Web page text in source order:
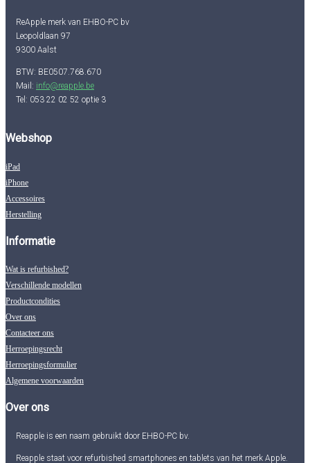
ReApple merk van EHBO-PC bv
Leopoldlaan 97
9300 Aalst
BTW: BE0507.768.670
Mail: info@reapple.be
Tel: 053 22 02 52 optie 3
Webshop
iPad
iPhone
Accessoires
Herstelling
Informatie
Wat is refurbished?
Verschillende modellen
Productcondities
Over ons
Contacteer ons
Herroepingsrecht
Herroepingsformulier
Algemene voorwaarden
Over ons
Reapple is een naam gebruikt door EHBO-PC bv.
Reapple staat voor refurbished smartphones en tablets van het merk Apple.